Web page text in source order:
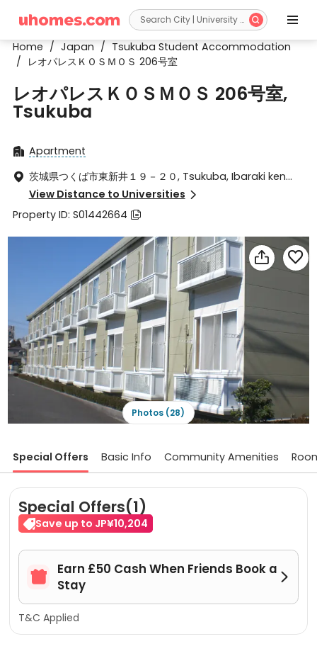
 
Home / Japan / Tsukuba Student Accommodation
/ レオパレスＫＯＳＭＯＳ 206号室
レオパレスＫＯＳＭＯＳ 206号室,
Tsukuba
 Apartment
 茨城県つくば市東新井１９－２０, Tsukuba, Ibaraki ken
305-0033
View Distance to Universities 
Property ID: S01442664 
 
Photos (28)
Special Offers Basic Info Community Amenities
Special Offers(1)
Save up to JP¥10,204

Earn £50 Cash When Friends Book a
Stay

T&C Applied